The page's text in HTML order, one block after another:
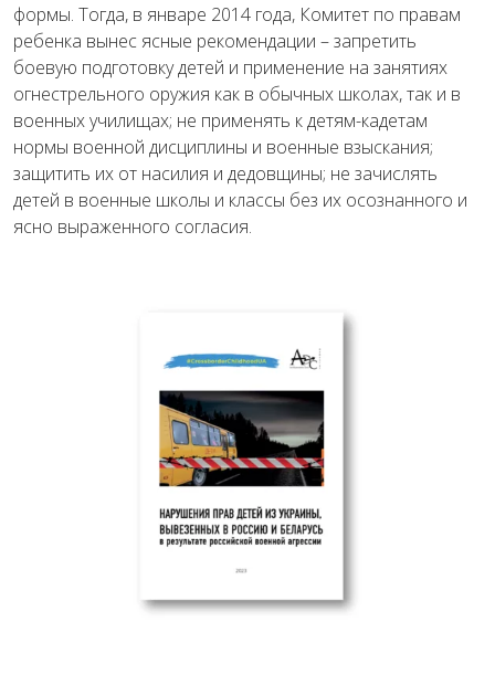
формы. Тогда, в январе 2014 года, Комитет по правам
ребенка вынес ясные рекомендации – запретить
боевую подготовку детей и применение на занятиях
огнестрельного оружия как в обычных школах, так и в
военных училищах; не применять к детям-кадетам
нормы военной дисциплины и военные взыскания;
защитить их от насилия и дедовщины; не зачислять
детей в военные школы и классы без их осознанного и
ясно выраженного согласия.